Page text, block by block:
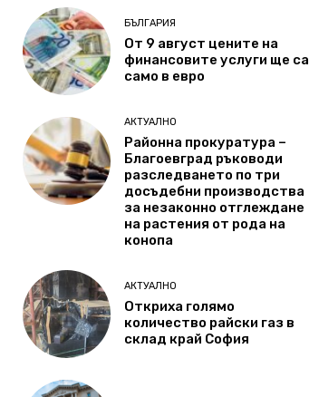
БЪЛГАРИЯ
От 9 август цените на
финансовите услуги ще са
само в евро
АКТУАЛНО
Районна прокуратура –
Благоевград ръководи
разследването по три
досъдебни производства
за незаконно отглеждане
на растения от рода на
конопа
АКТУАЛНО
Откриха голямо
количество райски газ в
склад край София